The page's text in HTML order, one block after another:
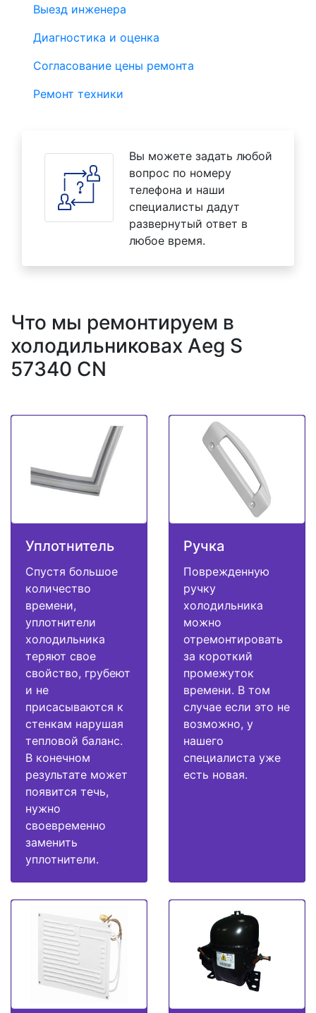
Выезд инженера
Диагностика и оценка
Согласование цены ремонта
Ремонт техники
Вы можете задать любой
вопрос по номеру
телефона и наши
специалисты дадут
развернутый ответ в
любое время.
Что мы ремонтируем в
холодильниковах Aeg S
57340 CN
Уплотнитель
Спустя большое
количество
времени,
уплотнители
холодильника
теряют свое
свойство, грубеют
и не
присасываются к
стенкам нарушая
тепловой баланс.
В конечном
результате может
появится течь,
нужно
своевременно
заменить
уплотнители.
Ручка
Поврежденную
ручку
холодильника
можно
отремонтировать
за короткий
промежуток
времени. В том
случае если это не
возможно, у
нашего
специалиста уже
есть новая.